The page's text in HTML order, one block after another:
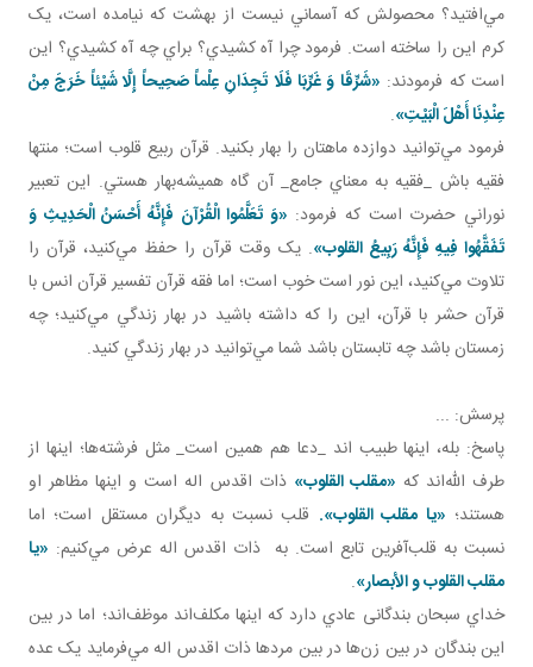
مي‌افتيد؟ محصولش که آسماني نيست از بهشت که نيامده است، يک
کرم اين را ساخته است. فرمود چرا آه کشيدي؟ براي چه آه کشيدي؟ اين
است که فرمودند: «شَرِّقَا وَ غَرِّبَا فَلَا تَجِدَانِ عِلْماً صَحِيحاً إِلَّا شَيْئاً خَرَجَ‏ مِنْ‏
عِنْدِنَا أَهْلَ الْبَيْتِ».
فرمود مي‌توانيد دوازده ماهتان را بهار بکنيد. قرآن ربيع قلوب است؛ منتها
فقيه باش _فقيه به معناي جامع_ آن گاه هميشه‌بهار هستي. اين تعبير
نوراني حضرت است که فرمود: «وَ تَعَلَّمُوا الْقُرْآنَ فَإِنَّهُ أَحْسَنُ الْحَدِيثِ وَ
تَفَقَّهُوا فِيهِ فَإِنَّهُ رَبِيعُ القلوب». يک وقت قرآن را حفظ مي‌کنيد، قرآن را
تلاوت مي‌کنيد، اين نور است خوب است؛ اما فقه قرآن تفسير قرآن انس با
قرآن حشر با قرآن، اين را که داشته باشيد در بهار زندگي مي‌کنيد؛ چه
زمستان باشد چه تابستان باشد شما مي‌توانيد در بهار زندگي کنيد.
پرسش: ...
پاسخ: بله، اينها طبيب اند _دعا هم همين است_ مثل فرشته‌ها؛ اينها از
طرف الله‌اند که «مقلب القلوب» ذات اقدس اله است و اينها مظاهر او
هستند؛ «يا مقلب القلوب». قلب نسبت به ديگران مستقل است؛ اما
نسبت به قلب‌آفرين تابع است. به ذات اقدس اله عرض مي‌کنيم: «يا
مقلب القلوب و الأبصار».
خداي سبحان بندگانی عادي دارد که اينها مکلف‌اند موظف‌اند؛ اما در بين
اين بندگان در بين زن‌ها در بين مردها ذات اقدس اله مي‌فرمايد يک عده